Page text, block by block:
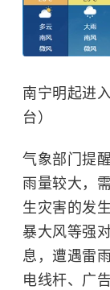
南宁明起进
台）
气象部门提
雨量较大，
生灾害的发
暴大风等强
息，遭遇雷
电线杆、广